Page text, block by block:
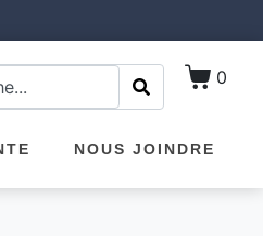
0
NOUS JOINDRE